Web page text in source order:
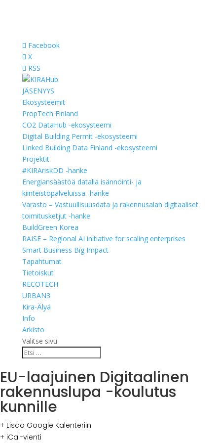
Facebook
X
RSS
JÄSENYYS
Ekosysteemit
PropTech Finland
CO2 DataHub -ekosysteemi
Digital Building Permit -ekosysteemi
Linked Building Data Finland -ekosysteemi
Projektit
#KIRAriskDD -hanke
Energiansäästöä datalla isännöinti- ja
kiinteistöpalveluissa -hanke
Varasto – Vastuullisuusdata ja rakennusalan digitaaliset
toimitusketjut -hanke
BuildGreen Korea
RAISE – Regional AI initiative for scaling enterprises
Smart Business Big Impact
Tapahtumat
Tietoiskut
RECOTECH
URBAN3
Kira-Älyä
Info
Arkisto
Valitse sivu
EU-laajuinen Digitaalinen
rakennuslupa -koulutus
kunnille
+ Lisää Google Kalenteriin
+ iCal-vienti